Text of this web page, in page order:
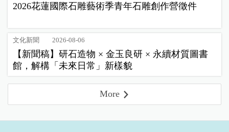
2026花蓮國際石雕藝術季青年石雕創作營徵件
文化新聞 2026-08-06
【新聞稿】研石造物 × 金玉良研 × 永續材質圖書
館，解構「未來日常」新樣貌
More